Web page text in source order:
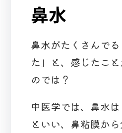
鼻水
鼻水がたくさんで
た」と、感じたこ
のでは？
中医学では、鼻水は
といい、鼻粘膜か